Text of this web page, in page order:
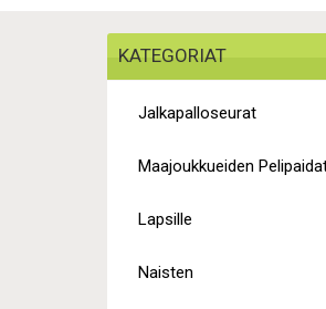
KATEGORIAT
Jalkapalloseurat
Maajoukkueiden
Lapsille
Naisten